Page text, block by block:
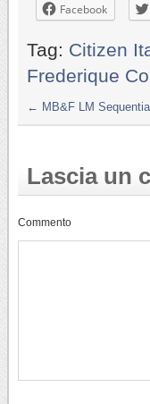
Facebook
Tag: Citizen
Frederique
← MB&F LM
Lascia un
Commento